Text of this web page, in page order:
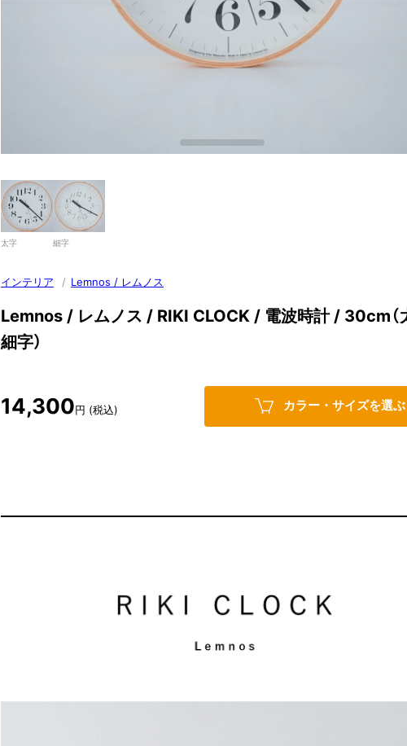
太字 細字
インテリア / Lemnos / レムノス
Lemnos / レムノス / RIKI CLOCK / 電波時計 / 30cm（
細字）
14,300円 (税込) カラー・サイズを選ぶ